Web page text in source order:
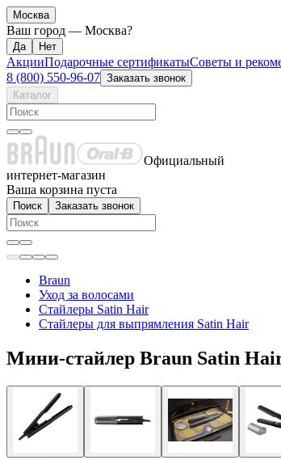
Москва
Ваш город — Москва?
АкцииПодарочные сертификатыСоветы и
8 (800) 550-96-07 Заказать звонок
Каталог
Официальный
интернет-магазин
Ваша корзина пуста
Поиск Заказать звонок
Braun
Уход за волосами
Стайлеры Satin Hair
Стайлеры для выпрямления Satin Hair
Мини-стайлер Braun Satin